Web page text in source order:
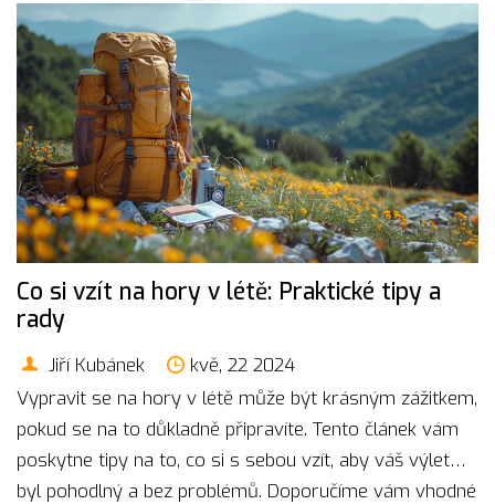
Co si vzít na hory v létě: Praktické tipy a
rady
Jiří Kubánek
kvě, 22 2024
Vypravit se na hory v létě může být krásným zážitkem,
pokud se na to důkladně připravíte. Tento článek vám
poskytne tipy na to, co si s sebou vzít, aby váš výlet
byl pohodlný a bez problémů. Doporučíme vám vhodné